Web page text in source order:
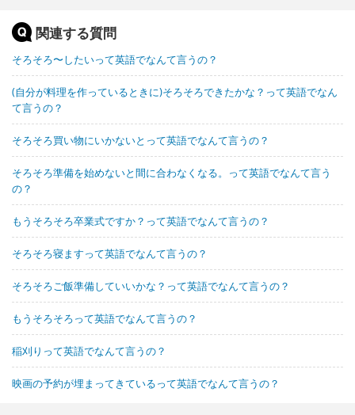
関連する質問
そろそろ〜したいって英語でなんて言うの？
(自分が料理を作っているときに)そろそろできたかな？って英語でなん
て言うの？
そろそろ買い物にいかないとって英語でなんて言うの？
そろそろ準備を始めないと間に合わなくなる。って英語でなんて言う
の？
もうそろそろ卒業式ですか？って英語でなんて言うの？
そろそろ寝ますって英語でなんて言うの？
そろそろご飯準備していいかな？って英語でなんて言うの？
もうそろそろって英語でなんて言うの？
稲刈りって英語でなんて言うの？
映画の予約が埋まってきているって英語でなんて言うの？